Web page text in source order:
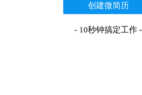
创建微简历
- 10秒钟搞定工作 -